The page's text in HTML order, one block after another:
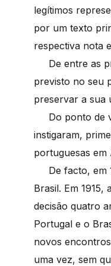
legítimos
por um texto
respectiva nota
De entre as
previsto no seu
preservar a sua
Do ponto de
instigaram,
portuguesas
De facto, em
Brasil. Em
decisão quatro
Portugal e o
novos
uma vez, sem